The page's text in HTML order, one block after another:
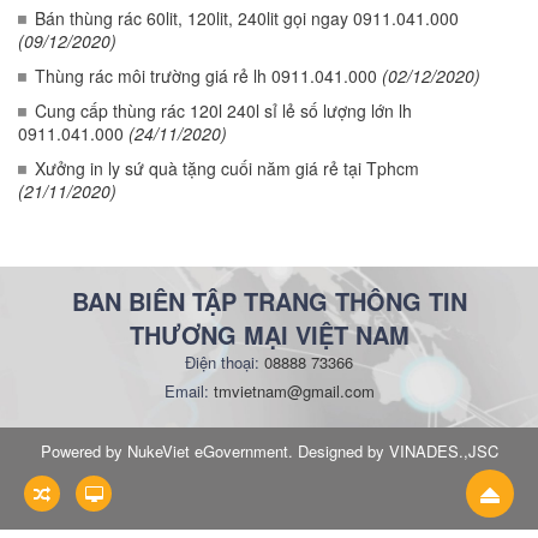
Bán thùng rác 60lit, 120lit, 240lit gọi ngay 0911.041.000
(09/12/2020)
Thùng rác môi trường giá rẻ lh 0911.041.000 (02/12/2020)
Cung cấp thùng rác 120l 240l sỉ lẻ số lượng lớn lh
0911.041.000 (24/11/2020)
Xưởng in ly sứ quà tặng cuối năm giá rẻ tại Tphcm
(21/11/2020)
BAN BIÊN TẬP TRANG THÔNG TIN
THƯƠNG MẠI VIỆT NAM
Điện thoại: 08888 73366
Email: tmvietnam@gmail.com
Powered by NukeViet eGovernment. Designed by VINADES.,JSC